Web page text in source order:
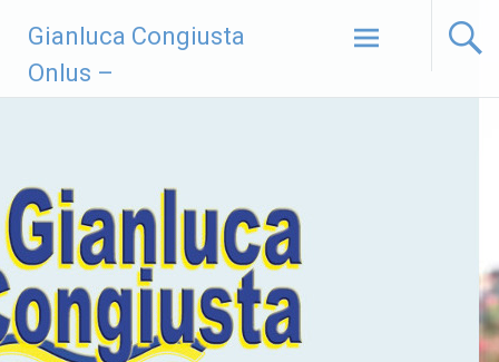
contenuto
Gianluca Congiusta
Onlus –